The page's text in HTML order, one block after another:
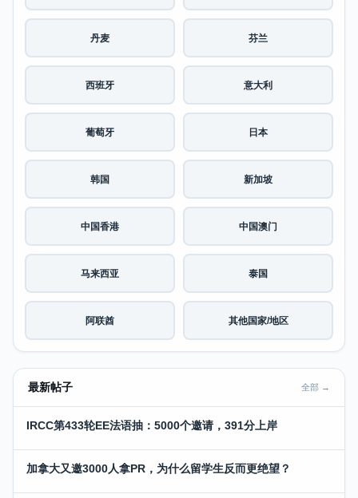
丹麦 芬兰
西班牙 意大利
葡萄牙 日本
韩国 新加坡
中国香港 中国澳门
马来西亚 泰国
阿联酋 其他国家/地区
最新帖子 全部 →
IRCC第433轮EE法语抽：5000个邀请，391分上岸
加拿大又邀3000人拿PR，为什么留学生反而更绝望？